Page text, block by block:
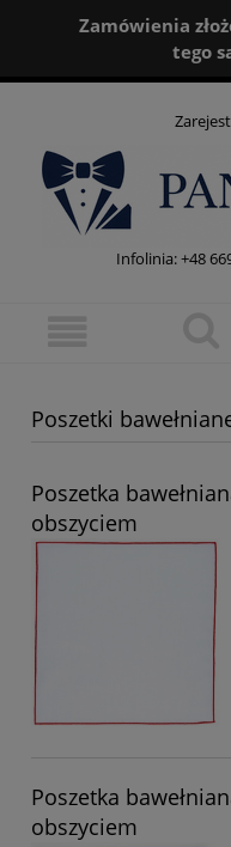
Zamówienia
tego
Infolinia:+48
Poszetki
Poszetka
obszyciem
Poszetka
obszyciem